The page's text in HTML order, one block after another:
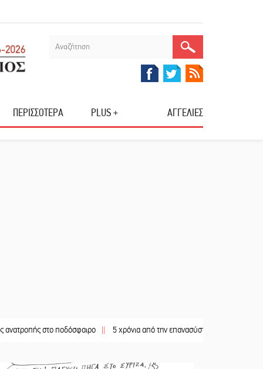
ΠΕΡΙΣΣΟΤΕΡΑ PLUS + ΑΓΓΕΛΙΕΣ
στο ποδόσφαιρο || 5 χρόνια από την επανασύσταση της ΙΜ Παναγίας